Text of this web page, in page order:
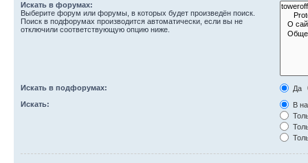
Искать в форумах:
Выберите форум или форумы, в которых будет произведён поиск.
Поиск в подфорумах производится автоматически, если вы не
отключили соответствующую опцию ниже.
Искать в подфорумах:
Да
Искать:
В